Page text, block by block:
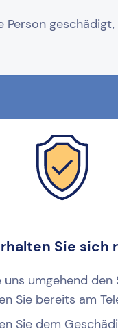
Sie sich
uns umgehend den
Sie bereits am
Sie dem